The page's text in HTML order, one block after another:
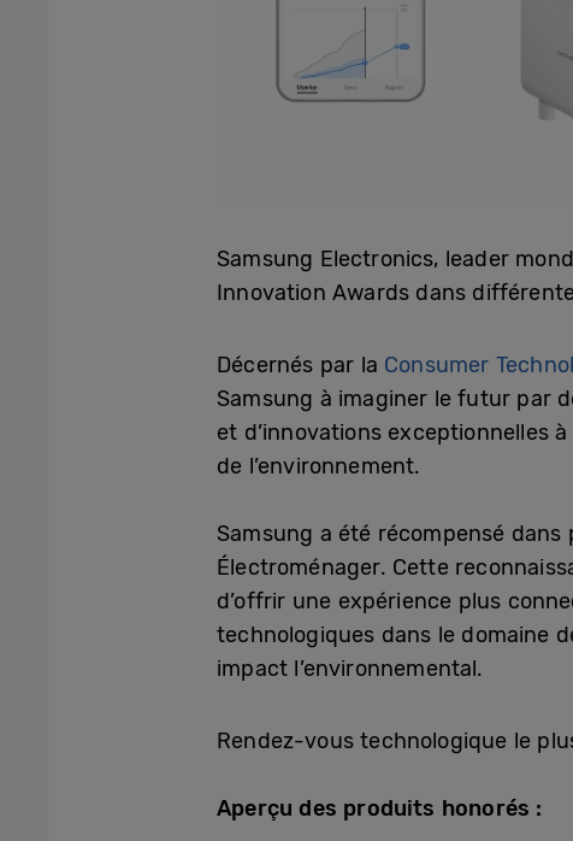
Samsung Electronics, leader
Innovation Awards dans
Décernés par la Consumer
Samsung à imaginer le futur par
et d’innovations exceptionnelles
de l’environnement.
Samsung a été récompensé
Électroménager. Cette
d’offrir une expérience plus
technologiques dans le domaine
impact l’environnemental.
Rendez-vous technologique le
Aperçu des produits honorés :